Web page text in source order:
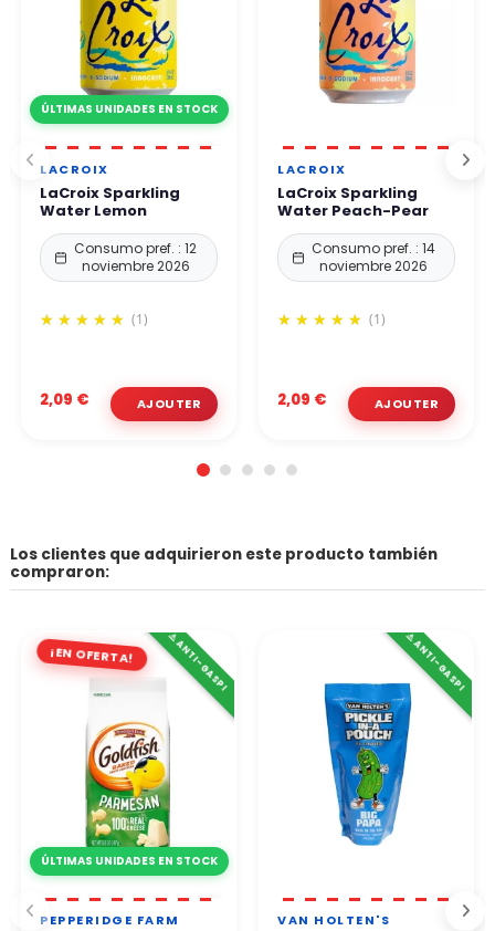
ÚLTIMAS UNIDADES EN STOCK
LACROIX
LaCroix Sparkling
Water Lemon
Consumo pref. : 12
noviembre 2026
(1)
2,09 €
LACROIX
LaCroix Sparkling
Water Peach-Pear
Consumo pref. : 14
noviembre 2026
(1)
2,09 €
Los clientes que adquirieron este producto también
compraron:
¡EN OFERTA!
ÚLTIMAS UNIDADES EN STOCK
⚠️ ANTI-GASPI
PEPPERIDGE FARM
⚠️ ANTI-GASPI
VAN HOLTEN'S